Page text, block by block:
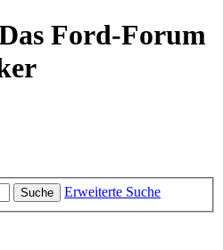
Ford-Forum
Suche Erweiterte Suche